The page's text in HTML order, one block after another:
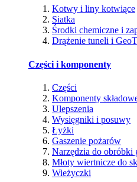
Kotwy i liny kotwiące
Siatka
Środki chemiczne i
Drążenie tuneli i
Części i komponenty
Części
Komponenty
Ulepszenia
Wysięgniki i posuwy
Łyżki
Gaszenie pożarów
Narzędzia do obróbki
Młoty wiertnicze do
Wieżyczki